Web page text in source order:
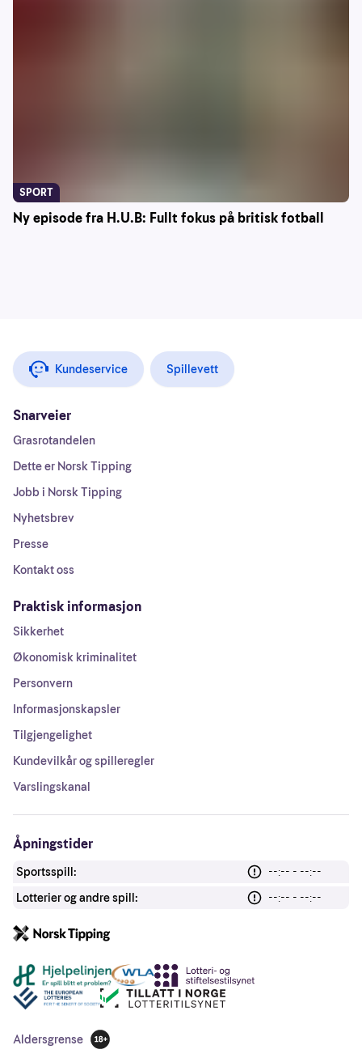
Ny episode fra H.U.B: Fullt fokus på britisk fotball
SPORT
Kundeservice Spillevett
Snarveier
Grasrotandelen
Dette er Norsk Tipping
Jobb i Norsk Tipping
Nyhetsbrev
Presse
Kontakt oss
Praktisk informasjon
Sikkerhet
Økonomisk kriminalitet
Personvern
Informasjonskapsler
Tilgjengelighet
Kundevilkår og spilleregler
Varslingskanal
Åpningstider
Sportsspill:
--:-- - --:--
Lotterier og andre spill:
--:-- - --:--
Andre lenker
Aldersgrense
18 år